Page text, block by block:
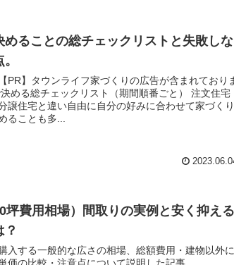
めることの総チェックリストと失敗しな
PR】タウンライフ家づくりの広告が含まれており
る総チェックリスト（期間順番ごと） 注文住宅
譲住宅と違い自由に自分の好みに合わせて家づくり
ることも多...
坪費用相場）間取りの実例と安く抑える
？
入する一般的な広さの相場、総額費用・建物以外に
価の比較・注意点について説明した記事